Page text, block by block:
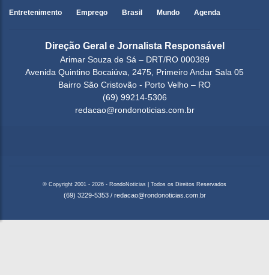
Entretenimento Emprego Brasil Mundo Agenda
Direção Geral e Jornalista Responsável
Arimar Souza de Sá – DRT/RO 000389
Avenida Quintino Bocaiúva, 2475, Primeiro Andar Sala 05
Bairro São Cristovão - Porto Velho – RO
(69) 99214-5306
redacao@rondonoticias.com.br
© Copyright 2001 - 2026 - RondoNoticias | Todos os Direitos Reservados
(69) 3229-5353 / redacao@rondonoticias.com.br